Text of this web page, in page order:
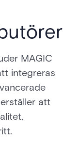
MAGIC
integreras
att